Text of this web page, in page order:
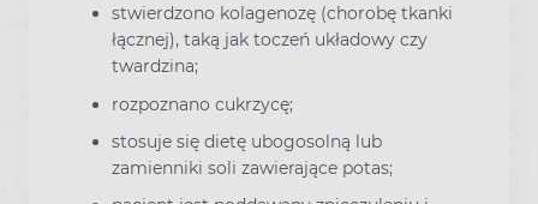
stwierdzono kolagenozę (chorobę tkanki
łącznej), taką jak toczeń układowy czy
twardzina;
rozpoznano cukrzycę;
stosuje się dietę ubogosolną lub
zamienniki soli zawierające potas;